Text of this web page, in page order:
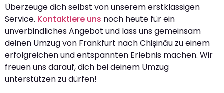
Überzeuge dich selbst von unserem erstklassigen
Service. Kontaktiere uns noch heute für ein
unverbindliches Angebot und lass uns gemeinsam
deinen Umzug von Frankfurt nach Chișinău zu einem
erfolgreichen und entspannten Erlebnis machen. Wir
freuen uns darauf, dich bei deinem Umzug
unterstützen zu dürfen!